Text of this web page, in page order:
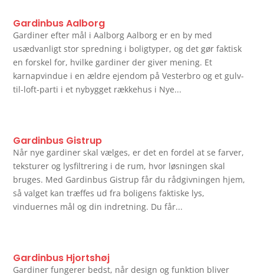
Gardinbus Aalborg
Gardiner efter mål i Aalborg Aalborg er en by med
usædvanligt stor spredning i boligtyper, og det gør faktisk
en forskel for, hvilke gardiner der giver mening. Et
karnapvindue i en ældre ejendom på Vesterbro og et gulv-
til-loft-parti i et nybygget rækkehus i Nye...
Gardinbus Gistrup
Når nye gardiner skal vælges, er det en fordel at se farver,
teksturer og lysfiltrering i de rum, hvor løsningen skal
bruges. Med Gardinbus Gistrup får du rådgivningen hjem,
så valget kan træffes ud fra boligens faktiske lys,
vinduernes mål og din indretning. Du får...
Gardinbus Hjortshøj
Gardiner fungerer bedst, når design og funktion bliver